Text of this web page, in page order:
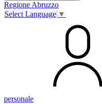
Regione Abruzzo
Select Language ▼
personale